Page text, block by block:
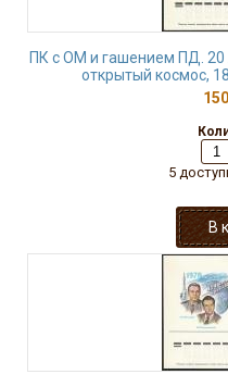
ПК с ОМ и гашением ПД. 20
открытый космос,
5